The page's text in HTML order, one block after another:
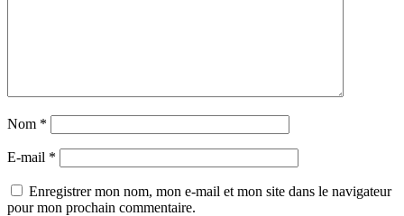
Nom *
E-mail *
Enregistrer mon nom, mon e-mail et mon site dans le navigateur
pour mon prochain commentaire.